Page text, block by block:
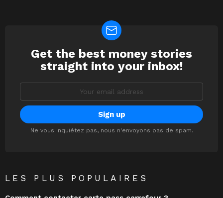
NEWSLETTER
Get the best money stories
straight into your inbox!
Ne vous inquiétez pas, nous n'envoyons pas de spam.
LES PLUS POPULAIRES